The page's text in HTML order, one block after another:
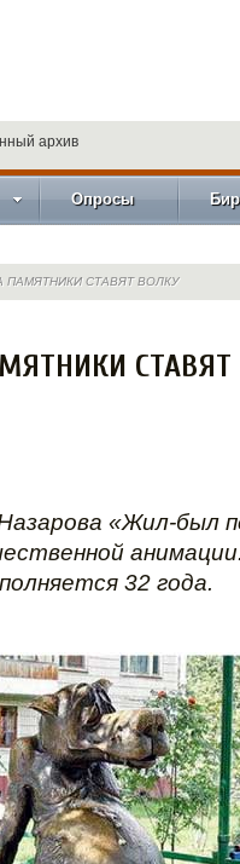
архив
Опросы
ПАМЯТНИКИ СТАВЯТ ВОЛКУ
СТАВЯТ
«Жил-был
32 года.